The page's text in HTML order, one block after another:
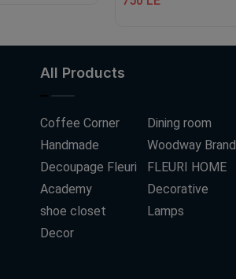
All Products
Coffee Corner
Handmade
Decoupage Fleuri
Academy
shoe closet
Decor
Dining room
Woodway Brand
FLEURI HOME
Decorative
Lamps